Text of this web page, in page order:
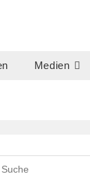
Medien